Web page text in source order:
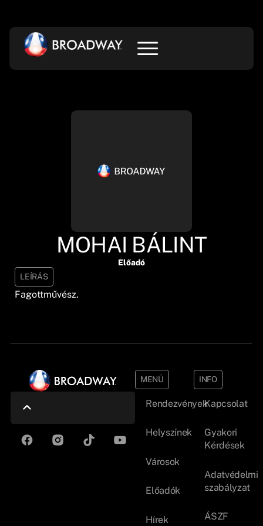
MOHAI BÁLINT
Előadó
LEÍRÁS
Fagottművész.
MENÜ
Rendezvények
Helyszínek
Városok
Előadók
Hírek
INFO
Kapcsolat
Gyakori
Kérdések
Adatvédelmi
szabályzat
ÁSZF